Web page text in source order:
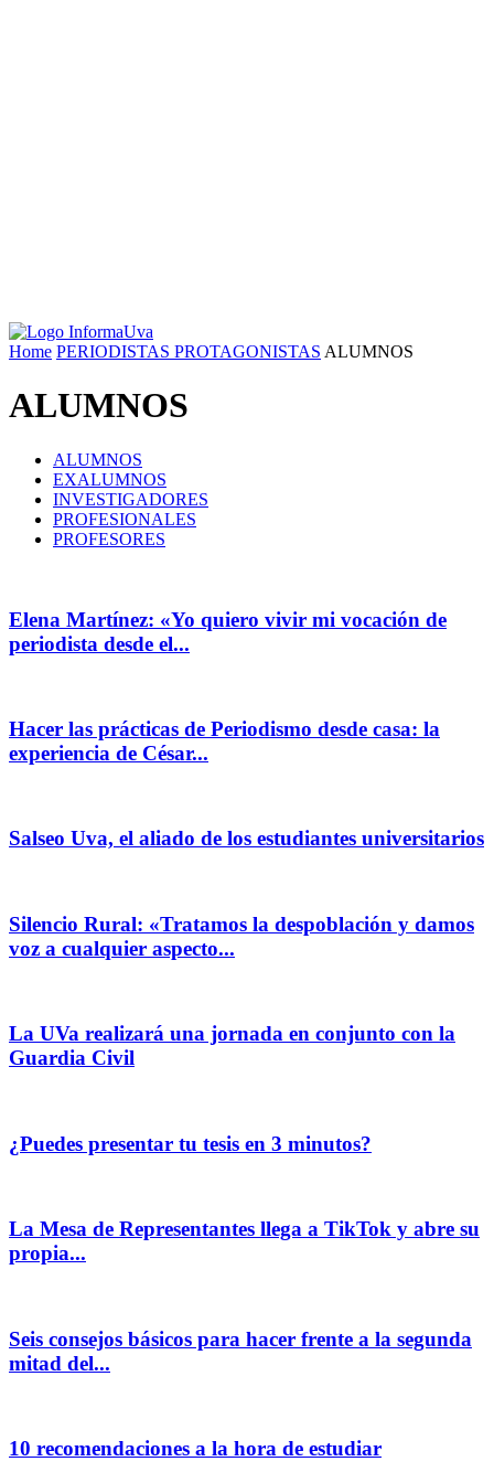
Home PERIODISTAS PROTAGONISTAS ALUMNOS
ALUMNOS
ALUMNOS
EXALUMNOS
INVESTIGADORES
PROFESIONALES
PROFESORES
Elena Martínez: «Yo quiero vivir mi vocación de
periodista desde el...
Hacer las prácticas de Periodismo desde casa: la
experiencia de César...
Salseo Uva, el aliado de los estudiantes universitarios
Silencio Rural: «Tratamos la despoblación y damos
voz a cualquier aspecto...
La UVa realizará una jornada en conjunto con la
Guardia Civil
¿Puedes presentar tu tesis en 3 minutos?
La Mesa de Representantes llega a TikTok y abre su
propia...
Seis consejos básicos para hacer frente a la segunda
mitad del...
10 recomendaciones a la hora de estudiar